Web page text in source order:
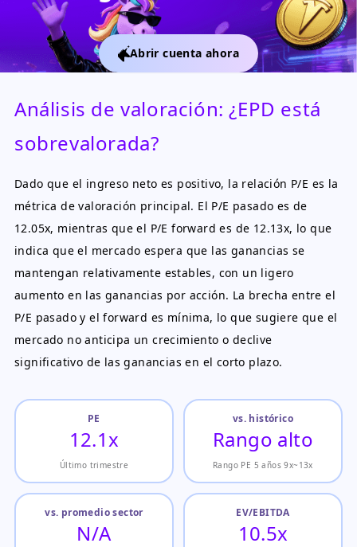
Abrir cuenta ahora
Análisis de valoración: ¿EPD está
sobrevalorada?
Dado que el ingreso neto es positivo, la relación P/E es la
métrica de valoración principal. El P/E pasado es de
12.05x, mientras que el P/E forward es de 12.13x, lo que
indica que el mercado espera que las ganancias se
mantengan relativamente estables, con un ligero
aumento en las ganancias por acción. La brecha entre el
P/E pasado y el forward es mínima, lo que sugiere que el
mercado no anticipa un crecimiento o declive
significativo de las ganancias en el corto plazo.
PE
12.1x
Último trimestre
vs. histórico
Rango alto
Rango PE 5 años 9x~13x
vs. promedio sector
N/A
EV/EBITDA
10.5x